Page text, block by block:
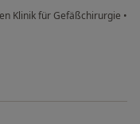
Klinik für Gefäßchirurgie •